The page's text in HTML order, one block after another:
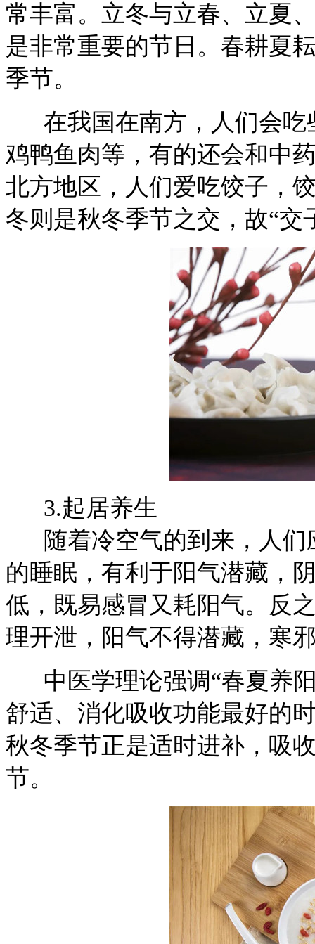
常丰富。立冬与立春、立夏
是非常重要的节日。春耕夏
季节。
在我国在南方，人们会吃
鸡鸭鱼肉等，有的还会和中
北方地区，人们爱吃饺子，
冬则是秋冬季节之交，故“交
3.起居养生
随着冷空气的到来，人们
的睡眠，有利于阳气潜藏，
低，既易感冒又耗阳气。反
理开泄，阳气不得潜藏，寒
中医学理论强调“春夏养
舒适、消化吸收功能最好的
秋冬季节正是适时进补，吸
节。